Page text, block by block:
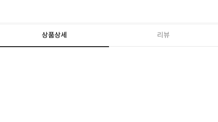
상품상세 리뷰